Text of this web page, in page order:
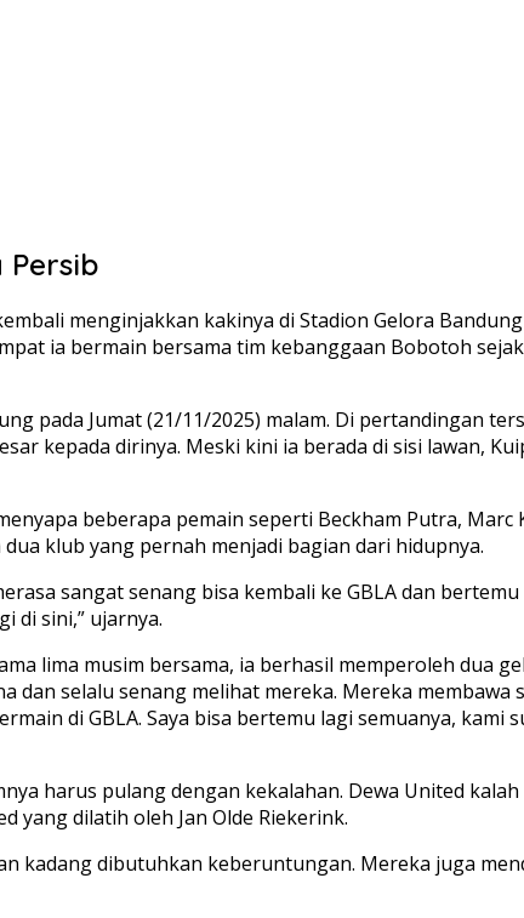
Persib
menginjakkan kakinya di Stadion Gelora Bandung
ia bermain bersama tim kebanggaan Bobotoh
pada Jumat (21/11/2025) malam. Di pertandingan
kepada dirinya. Meski kini ia berada di sisi lawan,
beberapa pemain seperti Beckham Putra, Marc
klub yang pernah menjadi bagian dari hidupnya.
sangat senang bisa kembali ke GBLA dan
di sini,” ujarnya.
lima musim bersama, ia berhasil memperoleh dua
selalu senang melihat mereka. Mereka membawa
di GBLA. Saya bisa bertemu lagi semuanya, kami
harus pulang dengan kekalahan. Dewa United
yang dilatih oleh Jan Olde Riekerink.
kadang dibutuhkan keberuntungan. Mereka juga